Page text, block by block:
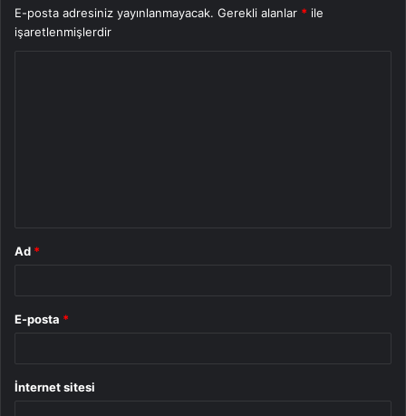
E-posta adresiniz yayınlanmayacak. Gerekli alanlar * ile
işaretlenmişlerdir
Ad *
E-posta *
İnternet sitesi